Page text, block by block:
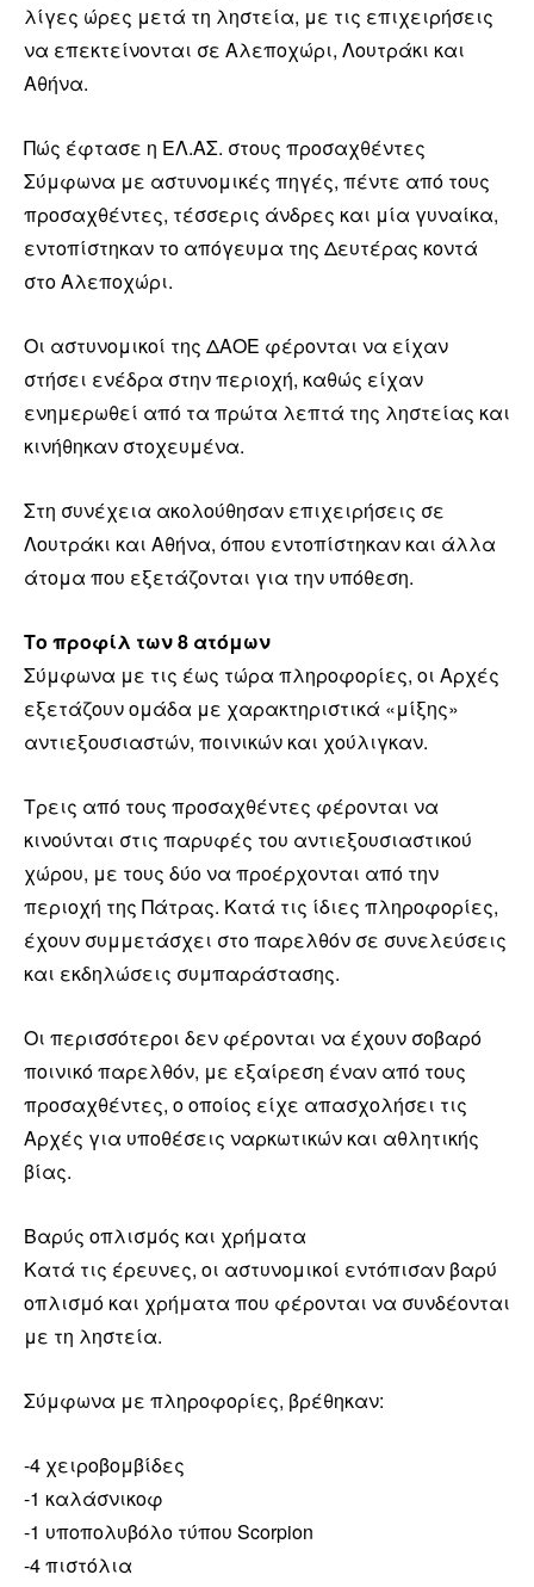
λίγες ώρες μετά τη ληστεία, με τις επιχειρήσεις
να επεκτείνονται σε Αλεποχώρι, Λουτράκι και
Αθήνα.
Πώς έφτασε η ΕΛ.ΑΣ. στους προσαχθέντες
Σύμφωνα με αστυνομικές πηγές, πέντε από τους
προσαχθέντες, τέσσερις άνδρες και μία γυναίκα,
εντοπίστηκαν το απόγευμα της Δευτέρας κοντά
στο Αλεποχώρι.
Οι αστυνομικοί της ΔΑΟΕ φέρονται να είχαν
στήσει ενέδρα στην περιοχή, καθώς είχαν
ενημερωθεί από τα πρώτα λεπτά της ληστείας και
κινήθηκαν στοχευμένα.
Στη συνέχεια ακολούθησαν επιχειρήσεις σε
Λουτράκι και Αθήνα, όπου εντοπίστηκαν και άλλα
άτομα που εξετάζονται για την υπόθεση.
Το προφίλ των 8 ατόμων
Σύμφωνα με τις έως τώρα πληροφορίες, οι Αρχές
εξετάζουν ομάδα με χαρακτηριστικά «μίξης»
αντιεξουσιαστών, ποινικών και χούλιγκαν.
Τρεις από τους προσαχθέντες φέρονται να
κινούνται στις παρυφές του αντιεξουσιαστικού
χώρου, με τους δύο να προέρχονται από την
περιοχή της Πάτρας. Κατά τις ίδιες πληροφορίες,
έχουν συμμετάσχει στο παρελθόν σε συνελεύσεις
και εκδηλώσεις συμπαράστασης.
Οι περισσότεροι δεν φέρονται να έχουν σοβαρό
ποινικό παρελθόν, με εξαίρεση έναν από τους
προσαχθέντες, ο οποίος είχε απασχολήσει τις
Αρχές για υποθέσεις ναρκωτικών και αθλητικής
βίας.
Βαρύς οπλισμός και χρήματα
Κατά τις έρευνες, οι αστυνομικοί εντόπισαν βαρύ
οπλισμό και χρήματα που φέρονται να συνδέονται
με τη ληστεία.
Σύμφωνα με πληροφορίες, βρέθηκαν:
-4 χειροβομβίδες
-1 καλάσνικοφ
-1 υποπολυβόλο τύπου Scorpion
-4 πιστόλια